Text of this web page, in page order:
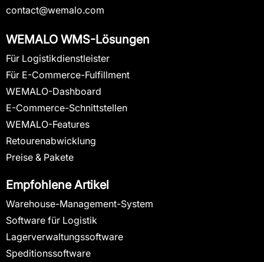
contact@wemalo.com
WEMALO WMS-Lösungen
Für Logistikdienstleister
Für E-Commerce-Fulfillment
WEMALO-Dashboard
E-Commerce-Schnittstellen
WEMALO-Features
Retourenabwicklung
Preise & Pakete
Empfohlene Artikel
Warehouse-Management-System
Software für Logistik
Lagerverwaltungssoftware
Speditionssoftware